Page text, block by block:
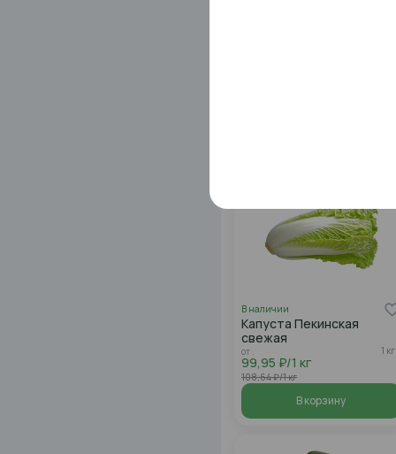
В наличии
Капуста Пекинская
свежая
от . 1 кг
99,95 ₽/1 кг
108,64 ₽/1 кг
В корзину